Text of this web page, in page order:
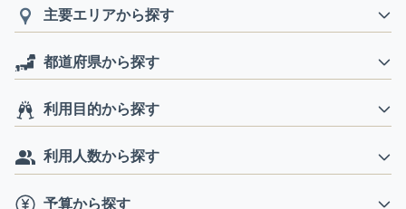
主要エリアから探す
都道府県から探す
利用目的から探す
利用人数から探す
予算から探す